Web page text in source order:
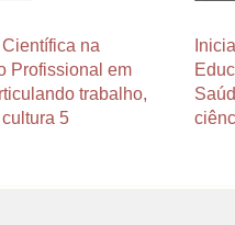
Científica na
Profissional em
trabalho,
5